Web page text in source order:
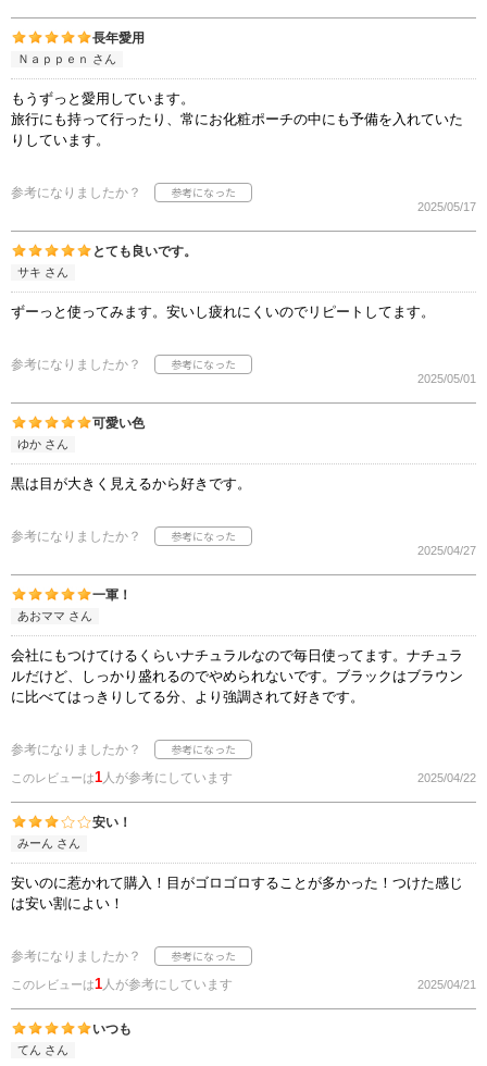
長年愛用
Ｎａｐｐｅｎ さん
もうずっと愛用しています。
旅行にも持って行ったり、常にお化粧ポーチの中にも予備を入れていた
りしています。
参考になりましたか？
2025/05/17
とても良いです。
サキ さん
ずーっと使ってみます。安いし疲れにくいのでリピートしてます。
参考になりましたか？
2025/05/01
可愛い色
ゆか さん
黒は目が大きく見えるから好きです。
参考になりましたか？
2025/04/27
一軍！
あおママ さん
会社にもつけてけるくらいナチュラルなので毎日使ってます。ナチュラ
ルだけど、しっかり盛れるのでやめられないです。ブラックはブラウン
に比べてはっきりしてる分、より強調されて好きです。
参考になりましたか？
このレビューは1人が参考にしています 2025/04/22
安い！
みーん さん
安いのに惹かれて購入！目がゴロゴロすることが多かった！つけた感じ
は安い割によい！
参考になりましたか？
このレビューは1人が参考にしています 2025/04/21
いつも
てん さん